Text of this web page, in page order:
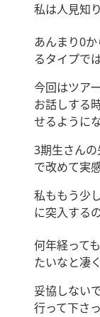
私は人見知
あんまり0
るタイプで
今回はツア
お話しする
せるように
3期生さん
で改めて実
私ももう少
に突入する
何年経って
たいなと凄
妥協しない
行って下さっ